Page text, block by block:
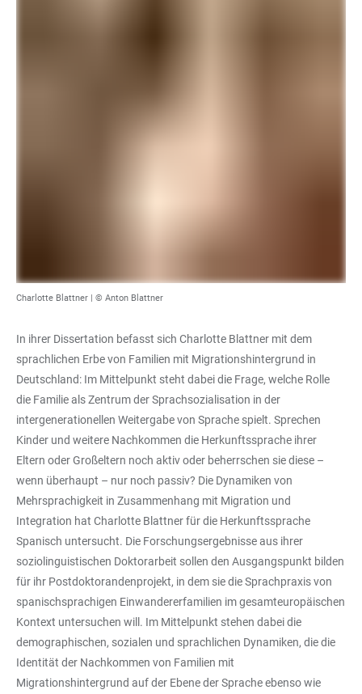
Charlotte Blattner | © Anton Blattner
In ihrer Dissertation befasst sich Charlotte Blattner mit dem
sprachlichen Erbe von Familien mit Migrationshintergrund in
Deutschland: Im Mittelpunkt steht dabei die Frage, welche Rolle
die Familie als Zentrum der Sprachsozialisation in der
intergenerationellen Weitergabe von Sprache spielt. Sprechen
Kinder und weitere Nachkommen die Herkunftssprache ihrer
Eltern oder Großeltern noch aktiv oder beherrschen sie diese –
wenn überhaupt – nur noch passiv? Die Dynamiken von
Mehrsprachigkeit in Zusammenhang mit Migration und
Integration hat Charlotte Blattner für die Herkunftssprache
Spanisch untersucht. Die Forschungsergebnisse aus ihrer
soziolinguistischen Doktorarbeit sollen den Ausgangspunkt bilden
für ihr Postdoktorandenprojekt, in dem sie die Sprachpraxis von
spanischsprachigen Einwandererfamilien im gesamteuropäischen
Kontext untersuchen will. Im Mittelpunkt stehen dabei die
demographischen, sozialen und sprachlichen Dynamiken, die die
Identität der Nachkommen von Familien mit
Migrationshintergrund auf der Ebene der Sprache ebenso wie